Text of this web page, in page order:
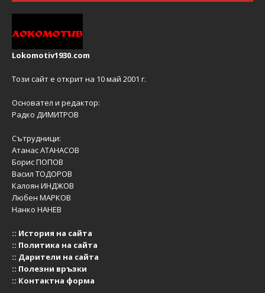
Lokomotiv1930.com
Този сайт е открит на 10 май 2001 г.
Основател и редактор:
Радко ДИМИТРОВ
Сътрудници:
Атанас АТАНАСОВ
Борис ПОПОВ
Васил ТОДОРОВ
Калоян ИНДЖОВ
Любен МАРКОВ
Нанко НАНЕВ
:: История на сайта
:: Политика на сайта
:: Дарители на сайта
:: Полезни връзки
:: Контактна форма